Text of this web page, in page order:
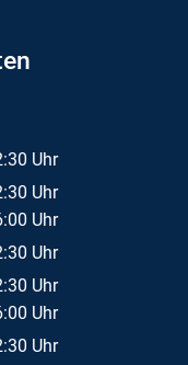
Uhr
08:30 bis 12:30 Uhr
Uhr
08:30 bis 12:30 Uhr
Uhr
15:00 bis 16:00 Uhr
Uhr
08:30 bis 12:30 Uhr
Uhr
08:30 bis 12:30 Uhr
Uhr
15:00 bis 16:00 Uhr
Uhr